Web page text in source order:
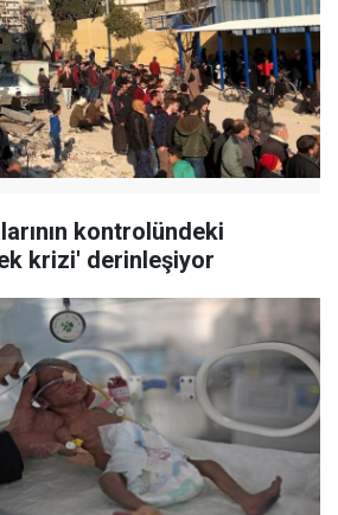
kontrolündeki
krizi' derinleşiyor